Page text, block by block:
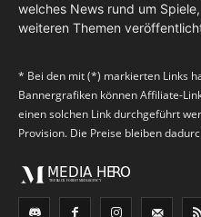
welches News rund um
weiteren Themen
* Bei den mit (*) markierten Links
Bannergrafiken können Affiliate-
einen solchen Link durchgeführt
Provision. Die Preise bleiben